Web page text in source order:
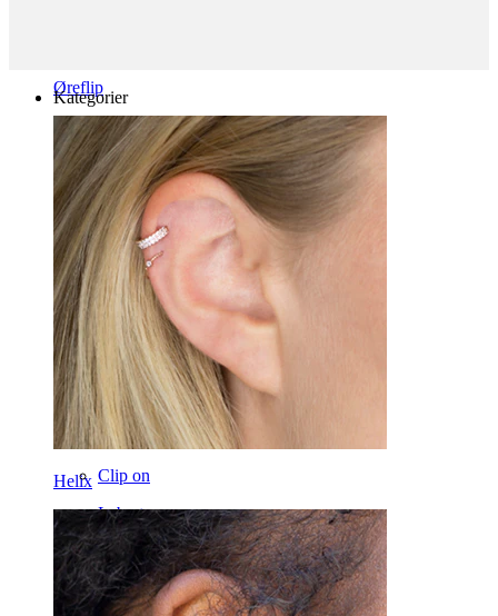
Øreflip
Helix
Kategorier
Navle
Læbe
Nipple
Industrial
Dermal
Helix
Øre
Septum
14k guld
Clip on
Labret
Tunge
Næse